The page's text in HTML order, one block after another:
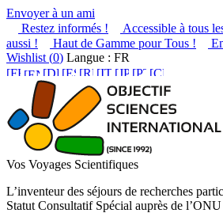
Envoyer à un ami
Restez informés !
Accessible à tous
aussi !
Haut de Gamme pour Tous !
Wishlist (0) Langue : FR
Vos Voyages Scientifiques
L’inventeur des séjours de recherches
Statut Consultatif Spécial auprès de